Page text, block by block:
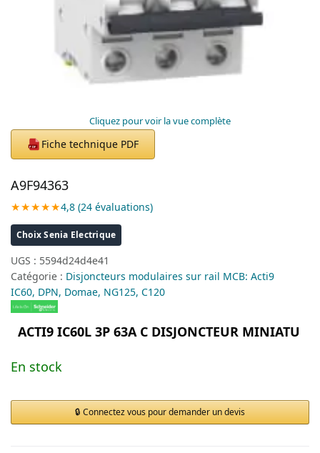
Cliquez pour voir la vue complète
PDF Fiche technique PDF
A9F94363
★★★★★4,8 (24 évaluations)
Choix Senia Electrique
UGS : 5594d24d4e41
Catégorie : Disjoncteurs modulaires sur rail MCB: Acti9
IC60, DPN, Domae, NG125, C120
ACTI9 IC60L 3P 63A C DISJONCTEUR MINIATU
En stock
Connectez vous pour demander un devis